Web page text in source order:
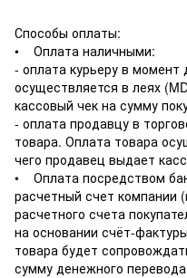
Способы оплаты:
• Оплата наличными:
- оплата курьеру в момент
осуществляется в леях
кассовый чек на сумму
- оплата продавцу в
товара. Оплата товара
чего продавец выдает
• Оплата посредством
расчетный счет компании
расчетного счета
на основании счёт-
товара будет
сумму денежного перевода